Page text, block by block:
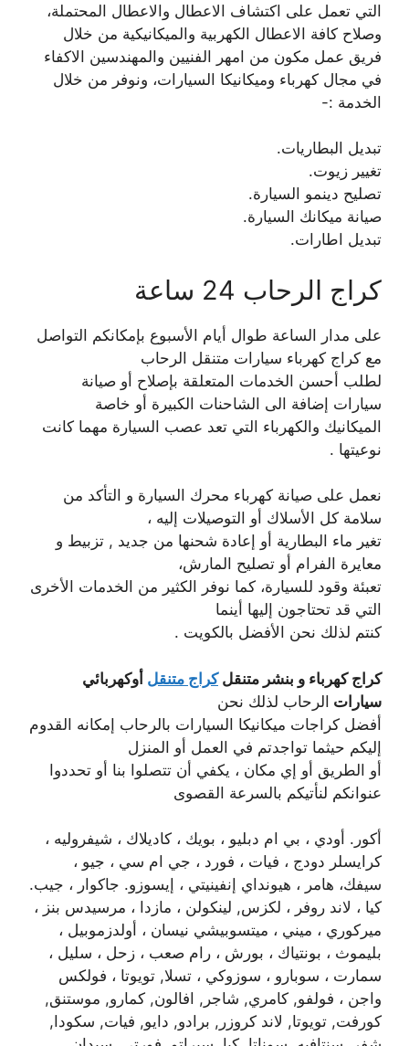
التي تعمل على اكتشاف الاعطال والاعطال المحتملة،
وصلاح كافة الاعطال الكهربية والميكانيكية من خلال
فريق عمل مكون من امهر الفنيين والمهندسين الاكفاء
في مجال كهرباء وميكانيكا السيارات، ونوفر من خلال
الخدمة :-
تبديل البطاريات.
تغيير زيوت.
تصليح دينمو السيارة.
صيانة ميكانك السيارة.
تبديل اطارات.
كراج الرحاب 24 ساعة
على مدار الساعة طوال أيام الأسبوع بإمكانكم التواصل
مع كراج كهرباء سيارات متنقل الرحاب
لطلب أحسن الخدمات المتعلقة بإصلاح أو صيانة
سيارات إضافة الى الشاحنات الكبيرة أو خاصة
الميكانيك والكهرباء التي تعد عصب السيارة مهما كانت
نوعيتها .
نعمل على صيانة كهرباء محرك السيارة و التأكد من
سلامة كل الأسلاك أو التوصيلات إليه ،
تغير ماء البطارية أو إعادة شحنها من جديد , تزبيط و
معايرة الفرام أو تصليح المارش،
تعبئة وقود للسيارة، كما نوفر الكثير من الخدمات الأخرى
التي قد تحتاجون إليها أينما
كنتم لذلك نحن الأفضل بالكويت .
كراج كهرباء و بنشر متنقلكراج متنقل أوكهربائي
سيارات الرحاب لذلك نحن
أفضل كراجات ميكانيكا السيارات بالرحاب إمكانه القدوم
إليكم حيثما تواجدتم في العمل أو المنزل
أو الطريق أو إي مكان ، يكفي أن تتصلوا بنا أو تحددوا
عنوانكم لنأتيكم بالسرعة القصوى
أكور. أودي ، بي ام دبليو ، بويك ، كاديلاك ، شيفروليه ،
كرايسلر دودج ، فيات ، فورد ، جي ام سي ، جيو ،
سيفك، هامر ، هيونداي إنفينيتي ، إيسوزو. جاكوار ، جيب.
كيا ، لاند روفر ، لكزس, لينكولن ، مازدا ، مرسيدس بنز ،
ميركوري ، ميني ، ميتسوبيشي نيسان ، أولدزموبيل ،
بليموث ، بونتياك ، بورش ، رام صعب ، زحل ، سليل ،
سمارت ، سوبارو ، سوزوكي ، تسلا, تويوتا ، فولكس
واجن ، فولفو, كامري, شاجر, افالون, كمارو, موستنق,
كورفت, تويوتا, لاند كروزر, برادو, دايو, فيات, سكودا,